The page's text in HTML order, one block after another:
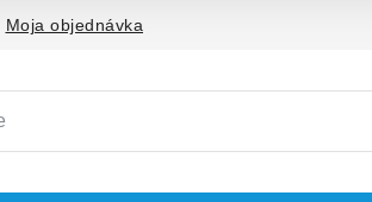
Moja objednávka